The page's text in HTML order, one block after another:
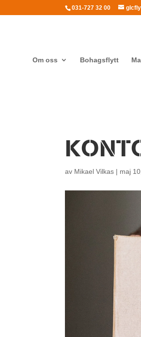
031-727 32 00
Om oss Bohagsflytt
av Mikael Vilkas | maj